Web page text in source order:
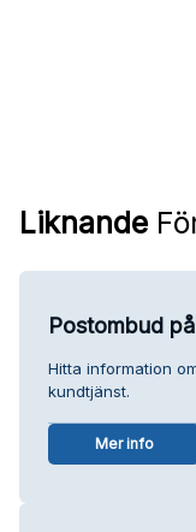
Liknande
Postombud
Hitta information
kundtjänst.
Mer info